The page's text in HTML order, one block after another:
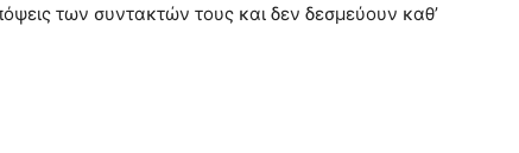
των συντακτών τους και δεν δεσμεύουν καθ’